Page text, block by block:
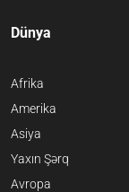
Dünya
Afrika
Amerika
Asiya
Yaxın Şərq
Avropa